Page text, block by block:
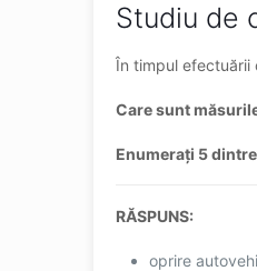
Studiu de
În timpul efectuării
Care sunt
Enumeraţi 5
RĂSPUNS:
oprire